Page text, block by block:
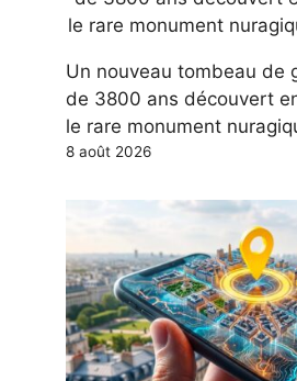
Un nouveau tombeau de
de 3800 ans découvert
le rare monument
8 août 2026